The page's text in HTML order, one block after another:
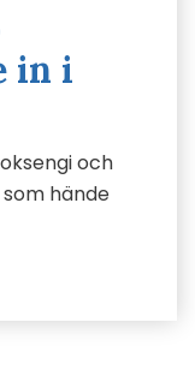
in i
och
hände